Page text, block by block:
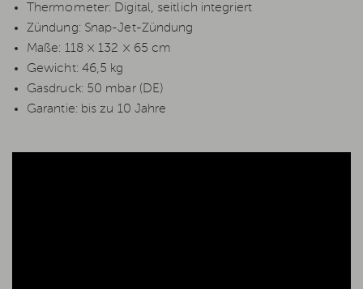
Thermometer: Digital, seitlich integriert
Zündung: Snap-Jet-Zündung
Maße: 118 × 132 × 65 cm
Gewicht: 46,5 kg
Gasdruck: 50 mbar (DE)
Garantie: bis zu 10 Jahre